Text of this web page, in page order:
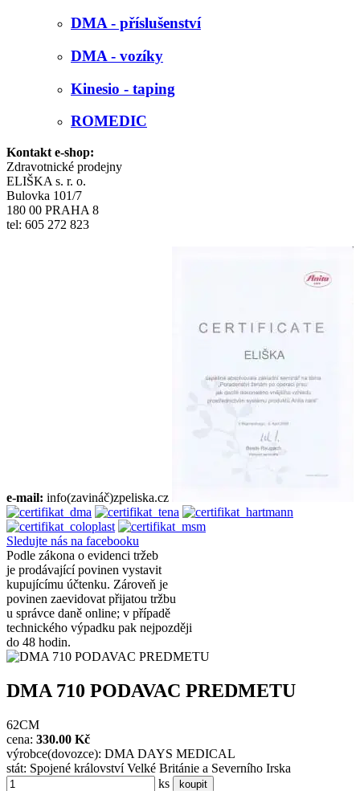
DMA - příslušenství
DMA - vozíky
Kinesio - taping
ROMEDIC
Kontakt e-shop:
Zdravotnické prodejny
ELIŠKA s. r. o.
Bulovka 101/7
180 00 PRAHA 8
tel: 605 272 823
e-mail: info(zavináč)zpeliska.cz
Sledujte nás na facebooku
Podle zákona o evidenci tržeb
je prodávající povinen vystavit
kupujícímu účtenku. Zároveň je
povinen zaevidovat přijatou tržbu
u správce daně online; v případě
technického výpadku pak nejpozději
do 48 hodin.
DMA 710 PODAVAC PREDMETU
62CM
cena: 330.00 Kč
výrobce(dovozce): DMA DAYS MEDICAL
stát: Spojené království Velké Británie a Severního Irska
ks
koupit